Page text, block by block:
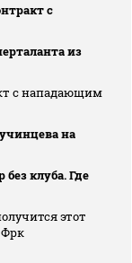
с
из
с нападающим
на
клуба. Где
этот
Фрк